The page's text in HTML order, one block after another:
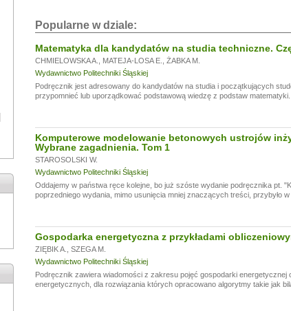
Popularne w dziale:
Matematyka dla kandydatów na studia techniczne.
CHMIELOWSKA A. MATEJA-LOSA E.
ŻABKA M.
Wydawnictwo Politechniki Śląskiej
Podręcznik jest adresowany do kandydatów na studia i początkujących
przypomnieć lub uporządkować podstawową wiedzę z podstaw matematyki.
Komputerowe modelowanie betonowych ustrojów
Wybrane zagadnienia. Tom 1
STAROSOLSKI W.
Wydawnictwo Politechniki Śląskiej
Oddajemy w państwa ręce kolejne, bo już szóste wydanie podręcznika pt.
poprzedniego wydania, mimo usunięcia mniej znaczących treści, przybyło w
Gospodarka energetyczna z przykładami
ZIĘBIK A.
SZEGA M.
Wydawnictwo Politechniki Śląskiej
Podręcznik zawiera wiadomości z zakresu pojęć gospodarki
energetycznych, dla rozwiązania których opracowano algorytmy takie jak